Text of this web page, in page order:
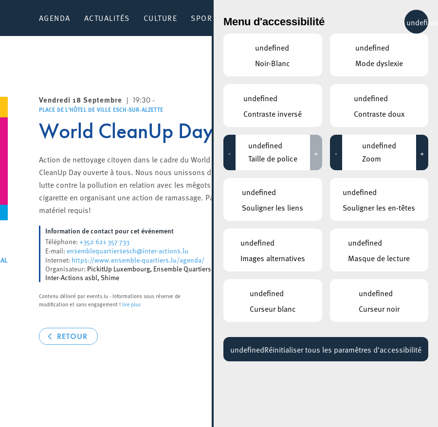
AGENDA ACTUALITÉS CULTURE SPORT & RÉCRÉATION MOBILITÉ
Vendredi 18 Septembre 19:30 -
PLACE DE L’HÔTEL DE VILLE ESCH-SUR-ALZETTE
World CleanUp Day
Action de nettoyage citoyen dans le cadre du World
CleanUp Day ouverte à tous. Nous nous unissons dans la
lutte contre la pollution en relation avec les mégots de
cigarette en organisant une action de ramassage. Pas de
matériel requis!
Information de contact pour cet événement
Téléphone: +352 621 357 733
E-mail: ensemblequartiersesch@inter-actions.lu
Internet: https://www.ensemble-quartiers.lu/agenda/
Organisateur: PickitUp Luxembourg, Ensemble Quartiers Esch -
Inter-Actions asbl, Shime
Contenu délivré par events.lu - Informations sous réserve de
modification et sans engagement ! lire plus
RETOUR
AUTRES ÉVÉNEMENTS
CENTRE NATURE ET FORÊT ELLERGRONN
Schmieden im Ellergronn
(Fortgeschrittene)
CENTRE VILLE D’ESCH-SUR-ALZETTE
World Cleanup Day 2020
17:30 - 21:30
20:00
AUTRES ÉVÉNEMENTS
ESCH-LALLANGE
23°C
Menu d'accessibilité
undefined
Noir-Blanc
undefined
Mode dyslexie
undefined
Contraste inversé
undefined
Contraste doux
-
undefined
Taille de police
+ -
undefined
Zoom
+
undefined
Souligner les liens
undefined
Souligner les en-têtes
undefined
Images alternatives
undefined
Masque de lecture
undefined
Curseur blanc
undefined
Curseur noir
undefinedRéinitialiser tous les paramètres d'accessibilité